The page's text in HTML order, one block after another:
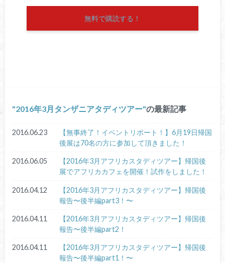
無料で購読する！
2016年3月タンザニアタディツアー の最新記事
2016.06.23
【無事終了！イベントリポート！】6月19日帰国
後展は70名の方に参加して頂きました！
2016.06.05
【2016年3月アフリカスタディツアー】帰国後
展でアフリカカフェを開催！試作をしました！
2016.04.12
【2016年3月アフリカスタディツアー】帰国後
報告〜後半編part3！〜
2016.04.11
【2016年3月アフリカスタディツアー】帰国後
報告〜後半編part2！
2016.04.11
【2016年3月アフリカスタディツアー】帰国後
報告〜後半編part1！〜